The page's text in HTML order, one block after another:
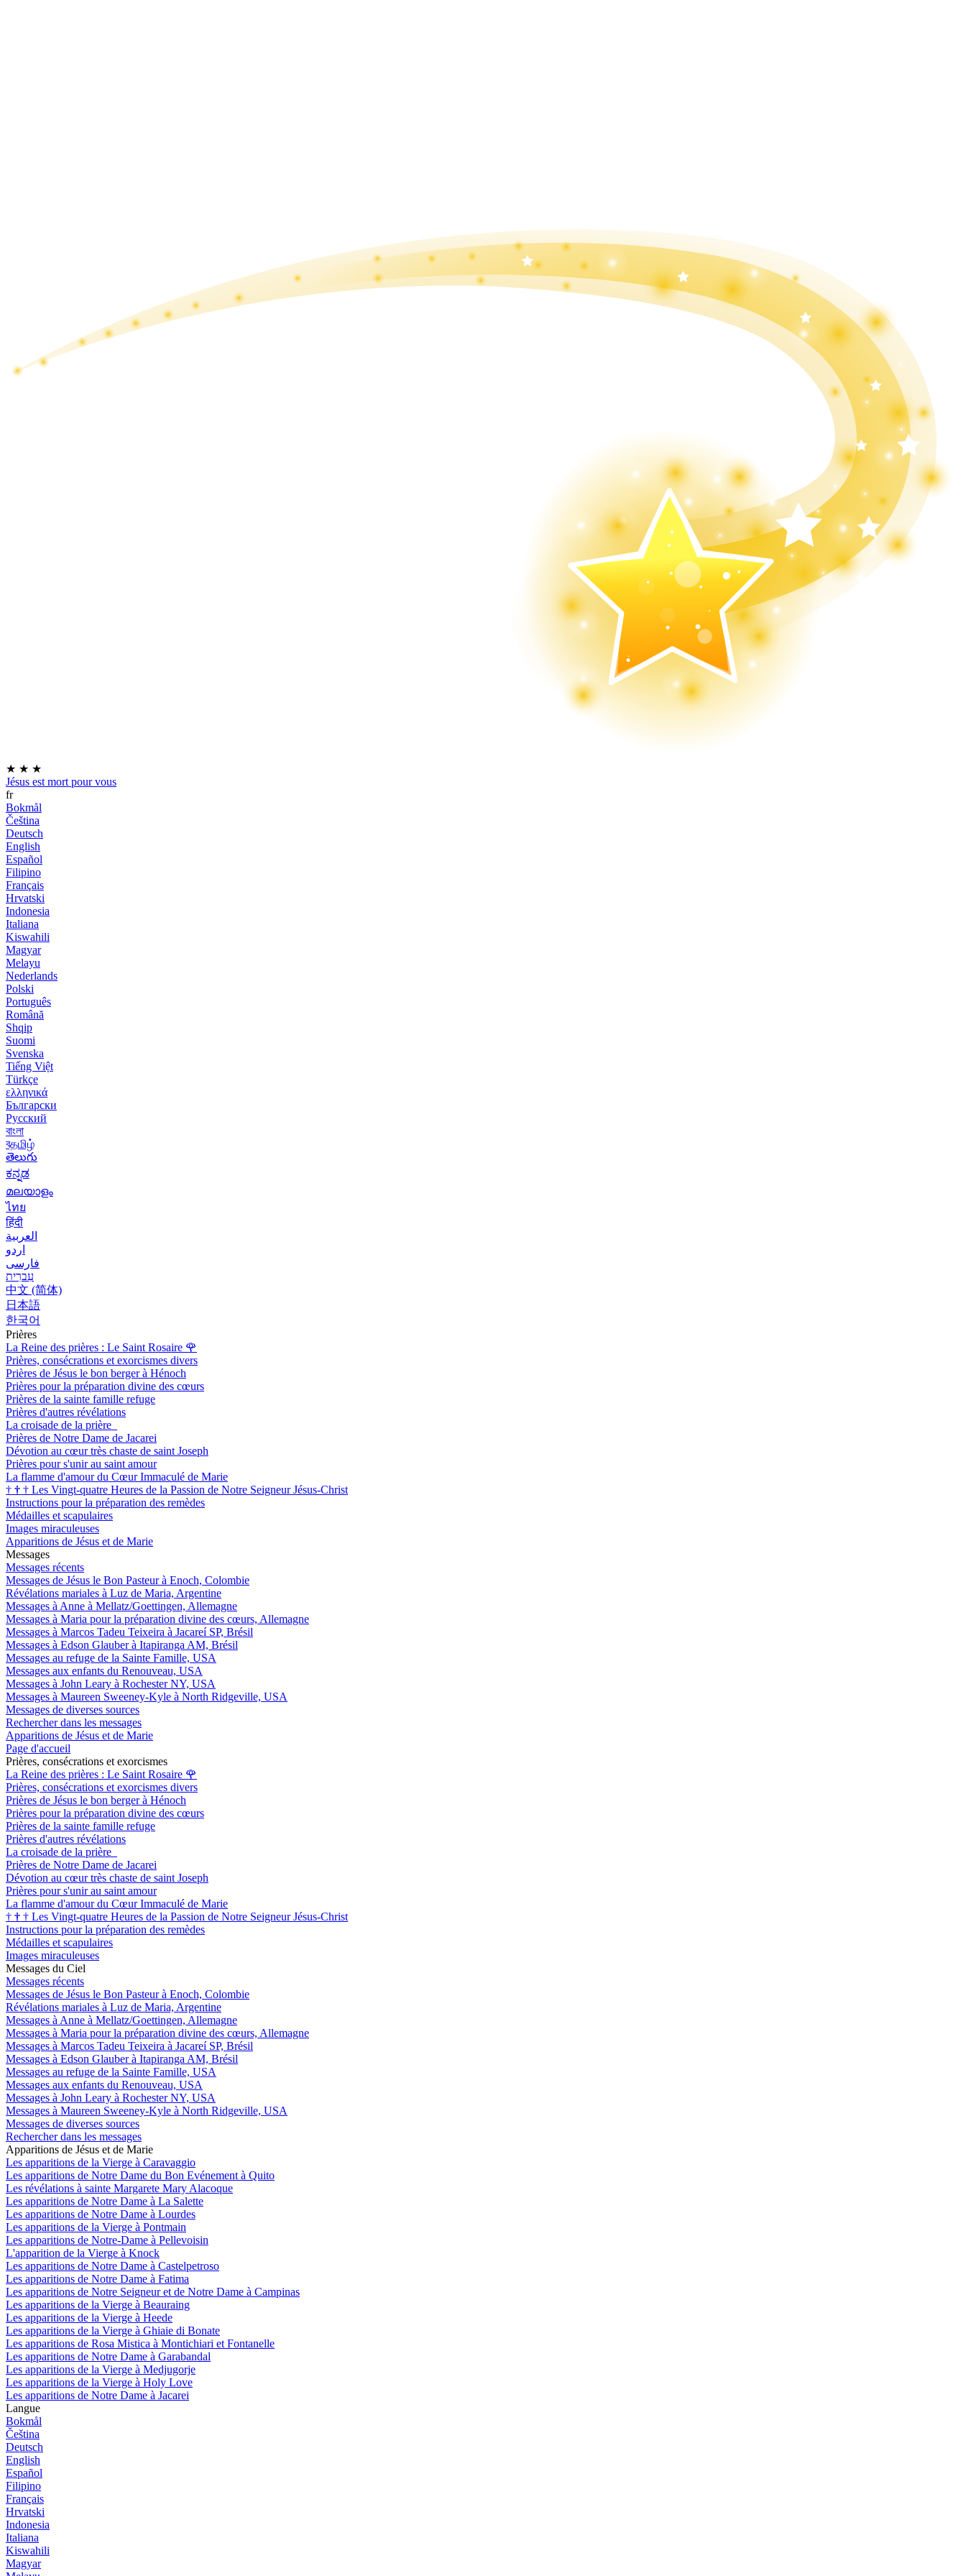
★ ★ ★
Jésus est mort pour vous
fr
Bokmål
Čeština
Deutsch
English
Español
Filipino
Français
Hrvatski
Indonesia
Italiana
Kiswahili
Magyar
Melayu
Nederlands
Polski
Português
Română
Shqip
Suomi
Svenska
Tiếng Việt
Türkçe
ελληνικά
Български
Русский
বাংলা
বதமிழ்
తెలుగు
ಕನ್ನಡ
മലയാളം
ไทย
हिंदी
العربية
اردو
فارسی
עִברִית
中文 (简体)
日本語
한국어
Prières
La Reine des prières : Le Saint Rosaire 🌹
Prières, consécrations et exorcismes divers
Prières de Jésus le bon berger à Hénoch
Prières pour la préparation divine des cœurs
Prières de la sainte famille refuge
Prières d'autres révélations
La croisade de la prière
Prières de Notre Dame de Jacarei
Dévotion au cœur très chaste de saint Joseph
Prières pour s'unir au saint amour
La flamme d'amour du Cœur Immaculé de Marie
† † † Les Vingt-quatre Heures de la Passion de Notre Seigneur Jésus-Christ
Instructions pour la préparation des remèdes
Médailles et scapulaires
Images miraculeuses
Apparitions de Jésus et de Marie
Messages
Messages récents
Messages de Jésus le Bon Pasteur à Enoch, Colombie
Révélations mariales à Luz de Maria, Argentine
Messages à Anne à Mellatz/Goettingen, Allemagne
Messages à Maria pour la préparation divine des cœurs, Allemagne
Messages à Marcos Tadeu Teixeira à Jacareí SP, Brésil
Messages à Edson Glauber à Itapiranga AM, Brésil
Messages au refuge de la Sainte Famille, USA
Messages aux enfants du Renouveau, USA
Messages à John Leary à Rochester NY, USA
Messages à Maureen Sweeney-Kyle à North Ridgeville, USA
Messages de diverses sources
Rechercher dans les messages
Apparitions de Jésus et de Marie
Page d'accueil
Prières, consécrations et exorcismes
La Reine des prières : Le Saint Rosaire 🌹
Prières, consécrations et exorcismes divers
Prières de Jésus le bon berger à Hénoch
Prières pour la préparation divine des cœurs
Prières de la sainte famille refuge
Prières d'autres révélations
La croisade de la prière
Prières de Notre Dame de Jacarei
Dévotion au cœur très chaste de saint Joseph
Prières pour s'unir au saint amour
La flamme d'amour du Cœur Immaculé de Marie
† † † Les Vingt-quatre Heures de la Passion de Notre Seigneur Jésus-Christ
Instructions pour la préparation des remèdes
Médailles et scapulaires
Images miraculeuses
Messages du Ciel
Messages récents
Messages de Jésus le Bon Pasteur à Enoch, Colombie
Révélations mariales à Luz de Maria, Argentine
Messages à Anne à Mellatz/Goettingen, Allemagne
Messages à Maria pour la préparation divine des cœurs, Allemagne
Messages à Marcos Tadeu Teixeira à Jacareí SP, Brésil
Messages à Edson Glauber à Itapiranga AM, Brésil
Messages au refuge de la Sainte Famille, USA
Messages aux enfants du Renouveau, USA
Messages à John Leary à Rochester NY, USA
Messages à Maureen Sweeney-Kyle à North Ridgeville, USA
Messages de diverses sources
Rechercher dans les messages
Apparitions de Jésus et de Marie
Les apparitions de la Vierge à Caravaggio
Les apparitions de Notre Dame du Bon Evénement à Quito
Les révélations à sainte Margarete Mary Alacoque
Les apparitions de Notre Dame à La Salette
Les apparitions de Notre Dame à Lourdes
Les apparitions de la Vierge à Pontmain
Les apparitions de Notre-Dame à Pellevoisin
L'apparition de la Vierge à Knock
Les apparitions de Notre Dame à Castelpetroso
Les apparitions de Notre Dame à Fatima
Les apparitions de Notre Seigneur et de Notre Dame à Campinas
Les apparitions de la Vierge à Beauraing
Les apparitions de la Vierge à Heede
Les apparitions de la Vierge à Ghiaie di Bonate
Les apparitions de Rosa Mistica à Montichiari et Fontanelle
Les apparitions de Notre Dame à Garabandal
Les apparitions de la Vierge à Medjugorje
Les apparitions de la Vierge à Holy Love
Les apparitions de Notre Dame à Jacarei
Langue
Bokmål
Čeština
Deutsch
English
Español
Filipino
Français
Hrvatski
Indonesia
Italiana
Kiswahili
Magyar